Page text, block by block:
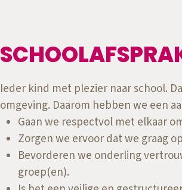
Ieder kind met plezier naar school.
omgeving. Daarom hebben we een
Gaan we respectvol met elkaar
Zorgen we ervoor dat we graag
Bevorderen we onderling
groep(en).